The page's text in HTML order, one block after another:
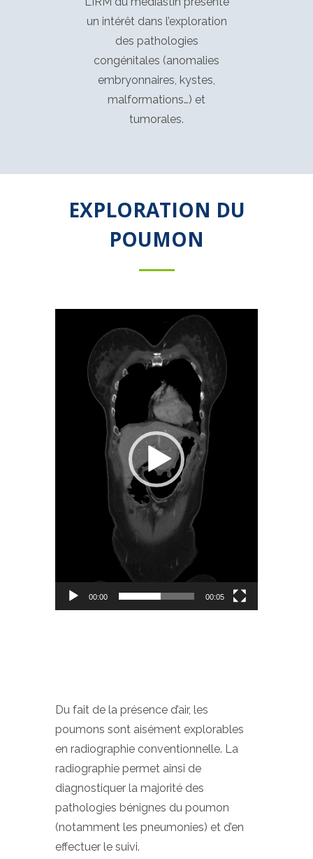
un intérêt dans l’exploration
des pathologies
congénitales (anomalies
embryonnaires, kystes,
malformations…) et
tumorales.
EXPLORATION DU
POUMON
00:00 00:05
Du fait de la présence d’air, les
poumons sont aisément explorables
en radiographie conventionnelle. La
radiographie permet ainsi de
diagnostiquer la majorité des
pathologies bénignes du poumon
(notamment les pneumonies) et d’en
effectuer le suivi.